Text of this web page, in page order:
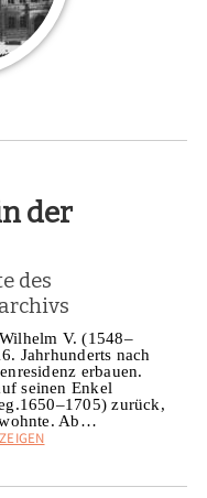
der
des
V. (1548–
Jahrhunderts nach
erbauen.
seinen Enkel
zurück,
Ab…